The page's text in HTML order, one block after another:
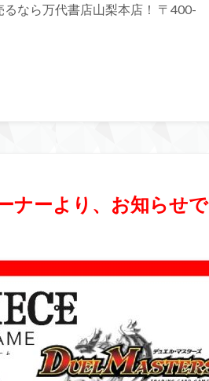
なら万代書店山梨本店！ 〒400-
ナーより、お知らせで